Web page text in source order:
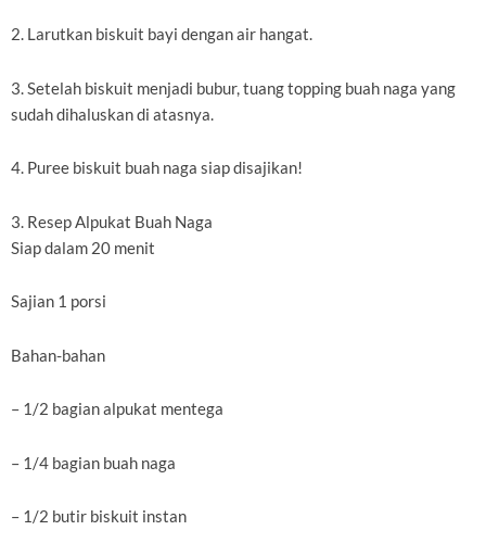
2. Larutkan biskuit bayi dengan air hangat.
3. Setelah biskuit menjadi bubur, tuang topping buah naga yang
sudah dihaluskan di atasnya.
4. Puree biskuit buah naga siap disajikan!
3. Resep Alpukat Buah Naga
Siap dalam 20 menit
Sajian 1 porsi
Bahan-bahan
– 1/2 bagian alpukat mentega
– 1/4 bagian buah naga
– 1/2 butir biskuit instan